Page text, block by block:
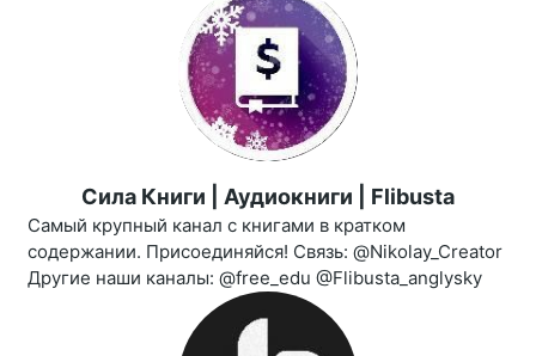
Сила Книги | Аудиокниги | Flibusta
Самый крупный канал с книгами в кратком
содержании. Присоединяйся! Связь: @Nikolay_Creator
Другие наши каналы: @free_edu @Flibusta_anglysky